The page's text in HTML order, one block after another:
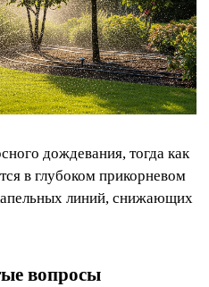
дождевания, тогда как
в глубоком прикорневом
линий, снижающих
вопросы